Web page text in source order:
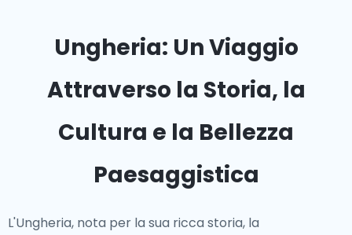
Ungheria: Un Viaggio
Attraverso la Storia, la
Cultura e la Bellezza
Paesaggistica
L'Ungheria, nota per la sua ricca storia, la